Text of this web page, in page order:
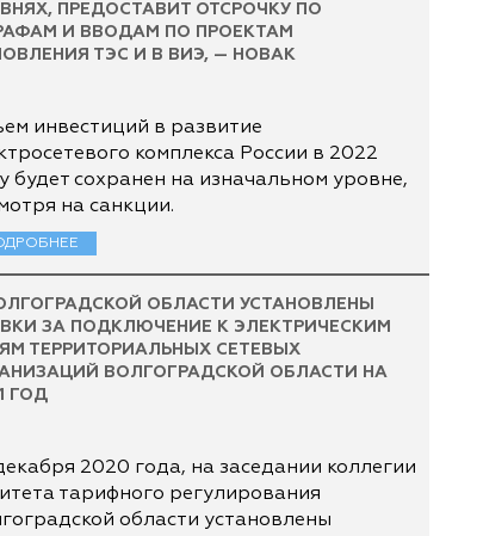
ПРЕДОСТАВИТ ОТСРОЧКУ ПО
И ВВОДАМ ПО ПРОЕКТАМ
ТЭС И В ВИЭ, — НОВАК
инвестиций в развитие
комплекса России в 2022
будет сохранен на изначальном уровне,
на санкции.
ОБЛАСТИ УСТАНОВЛЕНЫ
ЗА ПОДКЛЮЧЕНИЕ К ЭЛЕКТРИЧЕСКИМ
ТЕРРИТОРИАЛЬНЫХ СЕТЕВЫХ
ВОЛГОГРАДСКОЙ ОБЛАСТИ НА
ГОД
2020 года, на заседании коллегии
тарифного регулирования
области установлены